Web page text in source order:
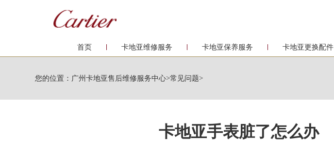
首页 卡地亚维修服务 卡地亚保养服务 卡地亚更换配件
您的位置： 广州卡地亚售后维修服务中心>常见问题>
卡地亚手表脏了怎么办